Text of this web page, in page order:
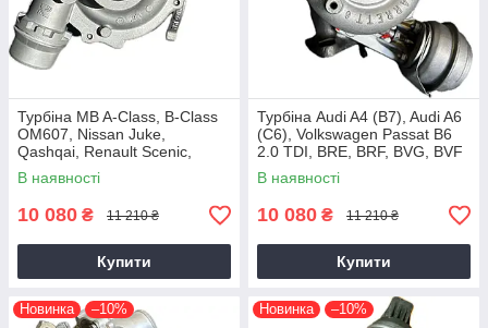
Турбіна MB A-Class, B-Class
OM607, Nissan Juke,
Qashqai, Renault Scenic,
Kadjar, Megane K9K, 1.5 dCi,
2014+
В наявності
10 080 ₴ 11 210 ₴
Купити
Турбіна Audi A4 (B7), Audi A6
(C6), Volkswagen Passat B6
2.0 TDI, BRE, BRF, BVG, BVF
2004+
В наявності
10 080 ₴ 11 210 ₴
Купити
Новинка –10% Новинка –10%